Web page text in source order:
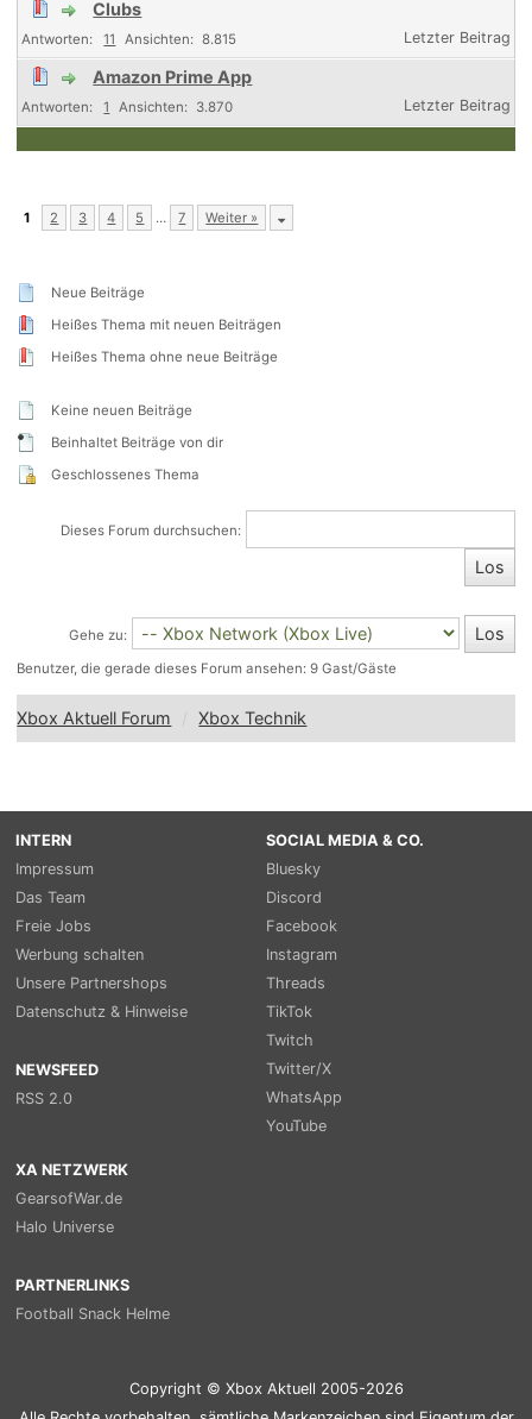
Clubs
11 8.815
Amazon Prime App
1 3.870
1 2 3 4 5 … 7 Weiter »
Neue Beiträge
Heißes Thema mit neuen Beiträgen
Heißes Thema ohne neue Beiträge
Keine neuen Beiträge
Beinhaltet Beiträge von dir
Geschlossenes Thema
Dieses Forum durchsuchen:
Gehe zu:
Benutzer, die gerade dieses Forum ansehen: 9 Gast/Gäste
Xbox Aktuell Forum Xbox Technik
INTERN
Impressum
Das Team
Freie Jobs
Werbung schalten
Unsere Partnershops
Datenschutz & Hinweise
NEWSFEED
RSS 2.0
SOCIAL MEDIA & CO.
Bluesky
Discord
Facebook
Instagram
Threads
TikTok
Twitch
Twitter/X
WhatsApp
YouTube
XA NETZWERK
GearsofWar.de
Halo Universe
PARTNERLINKS
Football Snack Helme
Copyright © Xbox Aktuell 2005-2026